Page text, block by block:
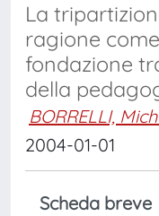
La
ragione
fondazione
della
BORRELLI,
2004-01-01
Scheda breve